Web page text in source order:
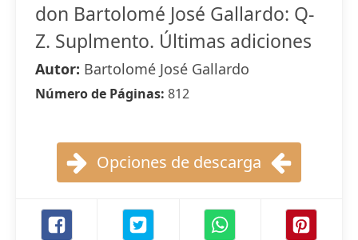
don Bartolomé José Gallardo: Q-
Z. Suplmento. Últimas adiciones
Autor: Bartolomé José Gallardo
Número de Páginas: 812
Opciones de descarga